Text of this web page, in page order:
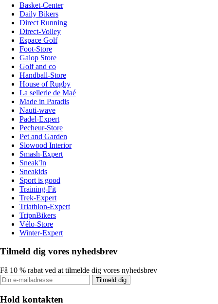
Basket-Center
Daily Bikers
Direct Running
Direct-Volley
Espace Golf
Foot-Store
Galop Store
Golf and co
Handball-Store
House of Rugby
La sellerie de Maé
Made in Paradis
Nauti-wave
Padel-Expert
Pecheur-Store
Pet and Garden
Slowood Interior
Smash-Expert
Sneak'In
Sneakids
Sport is good
Training-Fit
Trek-Expert
Triathlon-Expert
TripnBikers
Vélo-Store
Winter-Expert
Tilmeld dig vores nyhedsbrev
Få 10 % rabat ved at tilmelde dig vores nyhedsbrev
Tilmeld dig
Hold kontakten